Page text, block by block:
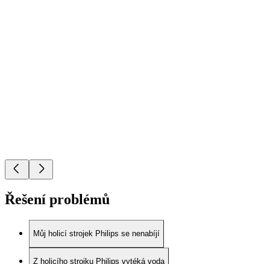
Řešení problémů
Můj holicí strojek Philips se nenabíjí
Z holicího strojku Philips vytéká voda